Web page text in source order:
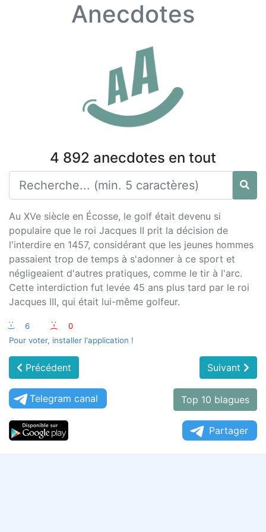
Anecdotes
4 892 anecdotes en tout
Au XVe siècle en Écosse, le golf était devenu si
populaire que le roi Jacques II prit la décision de
l'interdire en 1457, considérant que les jeunes hommes
passaient trop de temps à s'adonner à ce sport et
négligeaient d'autres pratiques, comme le tir à l'arc.
Cette interdiction fut levée 45 ans plus tard par le roi
Jacques III, qui était lui-même golfeur.
:-) 6 :-(
0
Pour voter, installer l'application !
Précédent Suivant
Telegram canal Top 10 blagues
Partager